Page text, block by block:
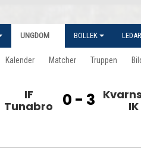
UNGDOM BOLLEK
Kalender Matcher Truppen
IF
Tunabro
0 - 3